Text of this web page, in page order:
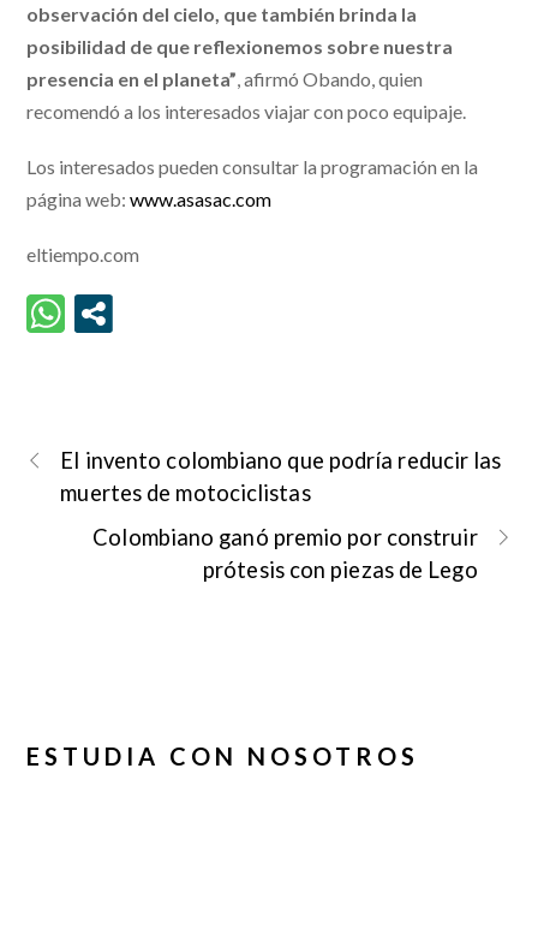
observación del cielo, que también brinda la
posibilidad de que reflexionemos sobre nuestra
presencia en el planeta” , afirmó Obando, quien
recomendó a los interesados viajar con poco equipaje.
Los interesados pueden consultar la programación en la
página web:www.asasac.com
eltiempo.com
El invento colombiano que podría reducir las
muertes de motociclistas
Colombiano ganó premio por construir
prótesis con piezas de Lego
ESTUDIA CON NOSOTROS